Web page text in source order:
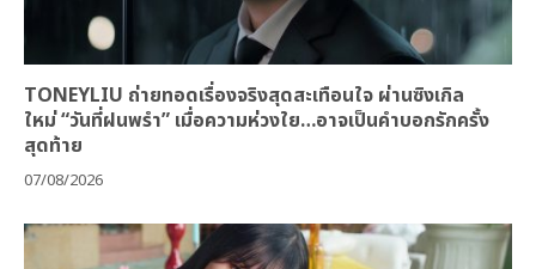
TONEYLIU ถ่ายทอดเรื่องจริงสุดสะเทือนใจ ผ่านซิงเกิล
ใหม่ “วันที่ฝนพรำ” เมื่อความห่วงใย…อาจเป็นคำบอกรักครั้ง
สุดท้าย
07/08/2026